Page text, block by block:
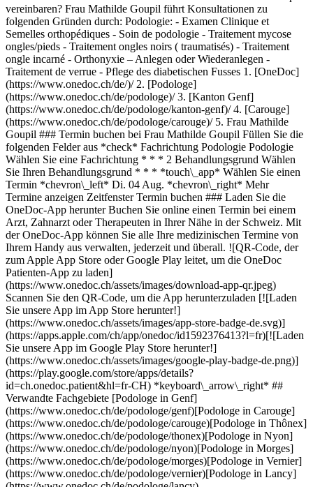
vereinbaren? Frau Mathilde Goupil führt Konsultationen zu
folgenden Gründen durch: Podologie: - Examen Clinique et
Semelles orthopédiques - Soin de podologie - Traitement mycose
ongles/pieds - Traitement ongles noirs ( traumatisés) - Traitement
ongle incarné - Orthonyxie – Anlegen oder Wiederanlegen -
Traitement de verrue - Pflege des diabetischen Fusses 1. [OneDoc](https://www.onedoc.ch/de/)/ 2. [Podologe](https://www.onedoc.ch/de/podologe)/ 3. [Kanton Genf](https://www.onedoc.ch/de/podologe/kanton-genf)/ 4. [Carouge](https://www.onedoc.ch/de/podologe/carouge)/ 5. Frau Mathilde Goupil ### Termin buchen bei Frau Mathilde Goupil Füllen Sie die folgenden Felder aus *check* Fachrichtung Podologie Podologie Wählen Sie eine Fachrichtung * * * 2 Behandlungsgrund Wählen Sie Ihren Behandlungsgrund * * * *touch\_app* Wählen Sie einen Termin *chevron\_left* Di. 04 Aug. *chevron\_right* Mehr Termine anzeigen Zeitfenster Termin buchen ### Laden Sie die OneDoc-App herunter Buchen Sie online einen Termin bei einem Arzt, Zahnarzt oder Therapeuten in Ihrer Nähe in der Schweiz. Mit der OneDoc-App können Sie alle Ihre medizinischen Termine von Ihrem Handy aus verwalten, jederzeit und überall. ![QR-Code, der zum Apple App Store oder Google Play leitet, um die OneDoc Patienten-App zu laden](https://www.onedoc.ch/assets/images/download-app-qr.jpeg) Scannen Sie den QR-Code, um die App herunterzuladen [![Laden Sie unsere App im App Store herunter!](https://www.onedoc.ch/assets/images/app-store-badge-de.svg)](https://apps.apple.com/ch/app/onedoc/id1592376413?l=fr)[![Laden Sie unsere App im Google Play Store herunter!](https://www.onedoc.ch/assets/images/google-play-badge-de.png)](https://play.google.com/store/apps/details?id=ch.onedoc.patient&hl=fr-CH) *keyboard\_arrow\_right* ## Verwandte Fachgebiete [Podologe in Genf](https://www.onedoc.ch/de/podologe/genf)[Podologe in Carouge](https://www.onedoc.ch/de/podologe/carouge)[Podologe in Thônex](https://www.onedoc.ch/de/podologe/thonex)[Podologe in Nyon](https://www.onedoc.ch/de/podologe/nyon)[Podologe in Morges](https://www.onedoc.ch/de/podologe/morges)[Podologe in Vernier](https://www.onedoc.ch/de/podologe/vernier)[Podologe in Lancy](https://www.onedoc.ch/de/podologe/lancy) *keyboard\_arrow\_right* ## Verwandte Expertisen [Fusspflege in Genf](https://www.onedoc.ch/de/fusspflege/genf)[Fusspflege in Carouge](https://www.onedoc.ch/de/fusspflege/carouge)[Fusspflege in Nyon](https://www.onedoc.ch/de/fusspflege/nyon)[Fusspflege in Givrins](https://www.onedoc.ch/de/fusspflege/givrins)[Fusspflege in Thônex](https://www.onedoc.ch/de/fusspflege/thonex)[Fusspflege in Morges](https://www.onedoc.ch/de/fusspflege/morges)[Fusspflege in Mies](https://www.onedoc.ch/de/fusspflege/mies)[Fusspflege in Rolle](https://www.onedoc.ch/de/fusspflege/rolle)[Fusspflege in Tannay](https://www.onedoc.ch/de/fusspflege/tannay)[Fusspflege in Chêne-Bougeries](https://www.onedoc.ch/de/fusspflege/chene-bougeries)[Fusspflege in Lancy](https://www.onedoc.ch/de/fusspflege/lancy)[Fusspflege in Troinex](https://www.onedoc.ch/de/fusspflege/troinex)[Fusspflege in Vernier](https://www.onedoc.ch/de/fusspflege/vernier)[Fusspflege in Gimel](https://www.onedoc.ch/de/fusspflege/gimel)[Fusspilz | Nagelpilz in Genf](https://www.onedoc.ch/de/fusspilz-nagelpilz/genf)[Fusspilz | Nagelpilz in Carouge](https://www.onedoc.ch/de/fusspilz-nagelpilz/carouge)[Fusspilz | Nagelpilz in Nyon](https://www.onedoc.ch/de/fusspilz-nagelpilz/nyon)[Fusspilz | Nagelpilz in Givrins](https://www.onedoc.ch/de/fusspilz-nagelpilz/givrins)[Fusspilz | Nagelpilz in Thônex](https://www.onedoc.ch/de/fusspilz-nagelpilz/thonex)[Fusspilz | Nagelpilz in Vernier](https://www.onedoc.ch/de/fusspilz-nagelpilz/vernier)[Fusspilz | Nagelpilz in Gimel](https://www.onedoc.ch/de/fusspilz-nagelpilz/gimel) *keyboard\_arrow\_right* ## Beliebte Suchbegriffe [Physiotherapeut in Genf](https://www.onedoc.ch/de/physiotherapeut/genf)[Psychologe in Genf](https://www.onedoc.ch/de/psychologe/genf)[Hausarzt (Allgemeinmedizin) in Genf](https://www.onedoc.ch/de/hausarzt-allgemeinmedizin/genf)[Manuelle Lymphdrainage Therapeut in Genf](https://www.onedoc.ch/de/manuelle-lymphdrainage-therapeut/genf)[Masseur (klassische Massage) in Genf](https://www.onedoc.ch/de/masseur-klassische-massage/genf)[Facharzt für Allgemeine Innere Medizin in Genf](https://www.onedoc.ch/de/facharzt-fur-allgemeine-innere-medizin/genf)[Reflexologietherapeut in Genf](https://www.onedoc.ch/de/reflexologietherapeut/genf)[Zahnarzt in Genf](https://www.onedoc.ch/de/zahnarzt/genf)[Akupunkteur in Genf](https://www.onedoc.ch/de/akupunkteur/genf)[Spezialist für Traditionelle Chinesische Medizin (TCM) in Genf](https://www.onedoc.ch/de/spezialist-fur-traditionelle-chinesische-medizin-tcm/genf)[Sportphysiotherapeut in Genf](https://www.onedoc.ch/de/sportphysiotherapeut/genf)[Gynäkologe (Frauenarzt und Geburtshelfer) in Genf](https://www.onedoc.ch/de/gynakologe-frauenarzt-und-geburtshelfer/genf)[Psychotherapeut in Genf](https://www.onedoc.ch/de/psychotherapeut/genf)[Masseur (therapeutische Massage) in Genf](https://www.onedoc.ch/de/masseur-therapeutische-massage/genf)[Osteopath in Genf](https://www.onedoc.ch/de/osteopath/genf)[WAM Ernährungstherapeut in Genf](https://www.onedoc.ch/de/wam-ernahrungstherapeut/genf)[Augenarzt in Genf](https://www.onedoc.ch/de/augenarzt/genf)[Kinderarzt in Genf](https://www.onedoc.ch/de/kinderarzt/genf)[Ernährungsberater in Genf](https://www.onedoc.ch/de/ernahrungsberater/genf)[Hypnotherapeut (Hypnose) in Genf](https://www.onedoc.ch/de/hypnotherapeut-hypnose/genf)[Spezialist für ästhetische Medizin in Genf](https://www.onedoc.ch/de/spezialist-fur-asthetische-medizin/genf) *keyboard\_arrow\_right* ## Finden Sie einen Arzt oder Therapeuten [Ärzte- und Therapeutenverzeichnis](https://www.onedoc.ch/de/verzeichnis) [A](https://www.onedoc.ch/de/verzeichnis/A) [B](https://www.onedoc.ch/de/verzeichnis/B) [C](https://www.onedoc.ch/de/verzeichnis/C) [D](https://www.onedoc.ch/de/verzeichnis/D) [E](https://www.onedoc.ch/de/verzeichnis/E) [F](https://www.onedoc.ch/de/verzeichnis/F) [G](https://www.onedoc.ch/de/verzeichnis/G) [H](https://www.onedoc.ch/de/verzeichnis/H) [I](https://www.onedoc.ch/de/verzeichnis/I) [J](https://www.onedoc.ch/de/verzeichnis/J) [K](https://www.onedoc.ch/de/verzeichnis/K) [L](https://www.onedoc.ch/de/verzeichnis/L) [M](https://www.onedoc.ch/de/verzeichnis/M) [N](https://www.onedoc.ch/de/verzeichnis/N) [O](https://www.onedoc.ch/de/verzeichnis/O) [P](https://www.onedoc.ch/de/verzeichnis/P) [Q](https://www.onedoc.ch/de/verzeichnis/Q) [R](https://www.onedoc.ch/de/verzeichnis/R) [S](https://www.onedoc.ch/de/verzeichnis/S) [T](https://www.onedoc.ch/de/verzeichnis/T) [U](https://www.onedoc.ch/de/verzeichnis/U) [V](https://www.onedoc.ch/de/verzeichnis/V) [W](https://www.onedoc.ch/de/verzeichnis/W) [X](https://www.onedoc.ch/de/verzeichnis/X) [Y](https://www.onedoc.ch/de/verzeichnis/Y) [Z](https://www.onedoc.ch/de/verzeichnis/Z) ## OneDoc [Ich bin Gesundheitsfachperson](https://info.onedoc.ch/de/) [Über uns](https://info.onedoc.ch/de/unsere-mission/) [Presse](https://info.onedoc.ch/de/media/) [Karriere](https://career.onedoc.ch/de) [Datenschutzzentrum](https://privacy.onedoc.ch/de/) [Verwaltung der Cookies](javascript:Didomi.preferences.show%28%29) [Hilfezentrum](https://help.onedoc.ch/de/) ## Sprachen [Deutsch](https://www.onedoc.ch/de/podologin/carouge/pctbu/mathilde-goupil) [Français](https://www.onedoc.ch/fr/podologue/carouge/pctbu/mathilde-goupil) [Italiano](https://www.onedoc.ch/it/podologa/carouge/pctbu/mathilde-goupil) [English](https://www.onedoc.ch/en/podiatrist/carouge/pctbu/mathilde-goupil) ## Verwandte Fachgebiete [Podologie in Genf](https://www.onedoc.ch/de/podologe/genf) [Podologie in Carouge](https://www.onedoc.ch/de/podologe/carouge) [Podologie in Thônex](https://www.onedoc.ch/de/podologe/thonex) [Podologie in Nyon](https://www.onedoc.ch/de/podologe/nyon) [Podologie in Morges](https://www.onedoc.ch/de/podologe/morges) [Podologie in Vernier](https://www.onedoc.ch/de/podologe/vernier) [Podologie in Lancy](https://www.onedoc.ch/de/podologe/lancy) ## Verwandte Expertisen [Fusspflege in Genf](https://www.onedoc.ch/de/fusspflege/genf) [Fusspflege in Carouge](https://www.onedoc.ch/de/fusspflege/carouge) [Fusspflege in Nyon](https://www.onedoc.ch/de/fusspflege/nyon) [Fusspflege in Givrins](https://www.onedoc.ch/de/fusspflege/givrins) [Fusspflege in Thônex](https://www.onedoc.ch/de/fusspflege/thonex) [Fusspflege in Morges](https://www.onedoc.ch/de/fusspflege/morges) [Fusspflege in Mies](https://www.onedoc.ch/de/fusspflege/mies) [Fusspflege in Rolle](https://www.onedoc.ch/de/fusspflege/rolle) [Fusspflege in Tannay](https://www.onedoc.ch/de/fusspflege/tannay) [Fusspflege in Chêne-Bougeries](https://www.onedoc.ch/de/fusspflege/chene-bougeries) [Fusspflege in Lancy](https://www.onedoc.ch/de/fusspflege/lancy) [Fusspflege in Troinex](https://www.onedoc.ch/de/fusspflege/troinex) [Fusspflege in Vernier](https://www.onedoc.ch/de/fusspflege/vernier) [Fusspflege in Gimel](https://www.onedoc.ch/de/fusspflege/gimel) [Fusspilz | Nagelpilz in Genf](https://www.onedoc.ch/de/fusspilz-nagelpilz/genf) [Fusspilz | Nagelpilz in Carouge](https://www.onedoc.ch/de/fusspilz-nagelpilz/carouge) [Fusspilz | Nagelpilz in Nyon](https://www.onedoc.ch/de/fusspilz-nagelpilz/nyon) [Fusspilz | Nagelpilz in Givrins](https://www.onedoc.ch/de/fusspilz-nagelpilz/givrins) [Fusspilz | Nagelpilz in Thônex](https://www.onedoc.ch/de/fusspilz-nagelpilz/thonex) [Fusspilz | Nagelpilz in Vernier](https://www.onedoc.ch/de/fusspilz-nagelpilz/vernier) [Fusspilz | Nagelpilz in Gimel](https://www.onedoc.ch/de/fusspilz-nagelpilz/gimel) ## Beliebte Suchbegriffe [Physiotherapie in Genf](https://www.onedoc.ch/de/physiotherapeut/genf) [Psychologe in Genf](https://www.onedoc.ch/de/psychologe/genf) [Hausarzt (Allgemeinmedizin) in Genf](https://www.onedoc.ch/de/hausarzt-allgemeinmedizin/genf) [Manuelle Lymphdrainage in Genf](https://www.onedoc.ch/de/manuelle-lymphdrainage-therapeut/genf) [Masseur (klassische Massage) in Genf](https://www.onedoc.ch/de/masseur-klassische-massage/genf) [Facharzt für Allgemeine Innere Medizin in Genf](https://www.onedoc.ch/de/facharzt-fur-allgemeine-innere-medizi